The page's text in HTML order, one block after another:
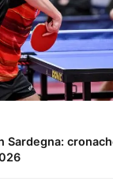
Sardegna: